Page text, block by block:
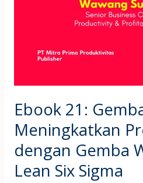
Ebook 21:
Meningkatkan
dengan Gemba
Lean Six Sigma